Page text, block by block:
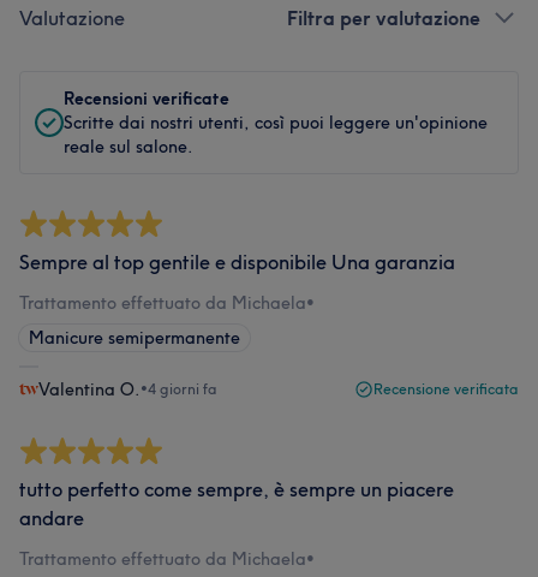
Valutazione Filtra per valutazione
Recensioni verificate
Scritte dai nostri utenti, così puoi leggere un'opinione
reale sul salone.
Sempre al top gentile e disponibile Una garanzia
Trattamento effettuato da Michaela•
Manicure semipermanente
Valentina O. •4 giorni fa Recensione verificata
tutto perfetto come sempre, è sempre un piacere
andare
Trattamento effettuato da Michaela•